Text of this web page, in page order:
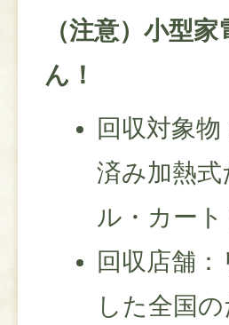
（注意）小型
ん！
回収対象
済み加熱
ル・カート
回収店舗
した全国